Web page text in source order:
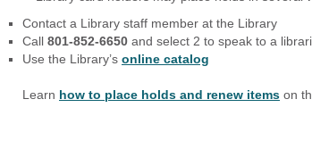
Contact a Library staff member at the Library
Call 801-852-6650 and select 2 to speak to a
Use the Library’s online catalog
Learn how to place holds and renew items on